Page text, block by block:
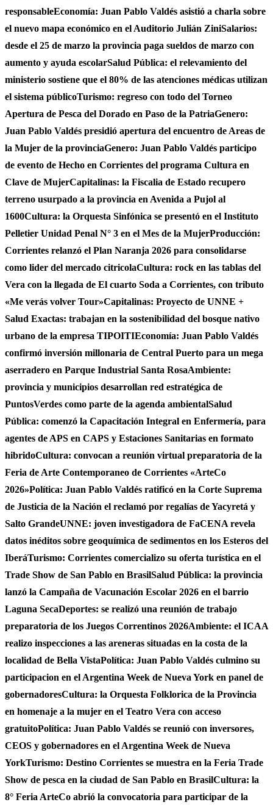
responsableEconomía: Juan Pablo Valdés asistió a charla sobre
el nuevo mapa económico en el Auditorio Julián ZiniSalarios:
desde el 25 de marzo la provincia paga sueldos de marzo con
aumento y ayuda escolarSalud Pública: el relevamiento del
ministerio sostiene que el 80% de las atenciones médicas utilizan
el sistema públicoTurismo: regreso con todo del Torneo
Apertura de Pesca del Dorado en Paso de la PatriaGenero:
Juan Pablo Valdés presidió apertura del encuentro de Areas de
la Mujer de la provinciaGenero: Juan Pablo Valdés participo
de evento de Hecho en Corrientes del programa Cultura en
Clave de MujerCapitalinas: la Fiscalia de Estado recupero
terreno usurpado a la provincia en Avenida a Pujol al
1600Cultura: la Orquesta Sinfónica se presentó en el Instituto
Pelletier Unidad Penal N° 3 en el Mes de la MujerProducción:
Corrientes relanzó el Plan Naranja 2026 para consolidarse
como lider del mercado citricolaCultura: rock en las tablas del
Vera con la llegada de El cuarto Soda a Corrientes, con tributo
«Me verás volver Tour»Capitalinas: Proyecto de UNNE +
Salud Exactas: trabajan en la sostenibilidad del bosque nativo
urbano de la empresa TIPOITIEconomía: Juan Pablo Valdés
confirmó inversión millonaria de Central Puerto para un mega
aserradero en Parque Industrial Santa RosaAmbiente:
provincia y municipios desarrollan red estratégica de
PuntosVerdes como parte de la agenda ambientalSalud
Pública: comenzó la Capacitación Integral en Enfermería, para
agentes de APS en CAPS y Estaciones Sanitarias en formato
hibridoCultura: convocan a reunión virtual preparatoria de la
Feria de Arte Contemporaneo de Corrientes «ArteCo
2026»Política: Juan Pablo Valdés ratificó en la Corte Suprema
de Justicia de la Nación el reclamó por regalías de Yacyretá y
Salto GrandeUNNE: joven investigadora de FaCENA revela
datos inéditos sobre geoquímica de sedimentos en los Esteros del
IberáTurismo: Corrientes comercializo su oferta turística en el
Trade Show de San Pablo en BrasilSalud Pública: la provincia
lanzó la Campaña de Vacunación Escolar 2026 en el barrio
Laguna SecaDeportes: se realizó una reunión de trabajo
preparatoria de los Juegos Correntinos 2026Ambiente: el ICAA
realizo inspecciones a las areneras situadas en la costa de la
localidad de Bella VistaPolítica: Juan Pablo Valdés culmino su
participacion en el Argentina Week de Nueva York en panel de
gobernadoresCultura: la Orquesta Folklorica de la Provincia
en homenaje a la mujer en el Teatro Vera con acceso
gratuitoPolítica: Juan Pablo Valdés se reunió con inversores,
CEOS y gobernadores en el Argentina Week de Nueva
YorkTurismo: Destino Corrientes se muestra en la Feria Trade
Show de pesca en la ciudad de San Pablo en BrasilCultura: la
8° Feria ArteCo abrió la convocatoria para participar de la